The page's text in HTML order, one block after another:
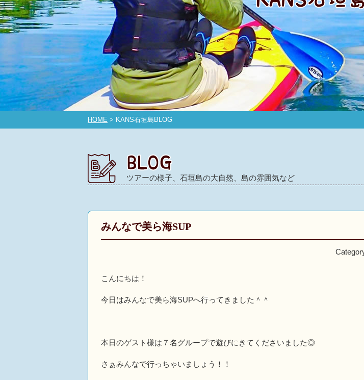
HOME > KANS石垣島BLOG
ツアーの様子、石垣島の大自然、島の雰囲気など
みんなで美ら海SUP
こんにちは！
今日はみんなで美ら海SUPへ行ってきました＾＾
本日のゲスト様は７名グループで遊びにきてくださいました◎
さぁみんなで行っちゃいましょう！！